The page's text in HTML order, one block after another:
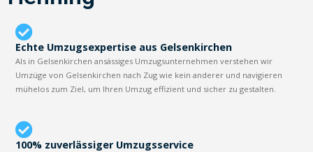
Echte Umzugsexpertise aus Gelsenkirchen
Als in Gelsenkirchen ansässiges Umzugsunternehmen verstehen wir
Umzüge von Gelsenkirchen nach Zug wie kein anderer und navigieren
mühelos zum Ziel, um Ihren Umzug effizient und sicher zu gestalten.
100% zuverlässiger Umzugsservice